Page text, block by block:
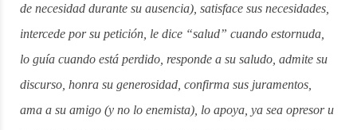
de necesidad durante su ausencia), satisface sus necesidades,
intercede por su petición, le dice “salud” cuando estornuda,
lo guía cuando está perdido, responde a su saludo, admite su
discurso, honra su generosidad, confirma sus juramentos,
ama a su amigo (y no lo enemista), lo apoya, ya sea opresor u